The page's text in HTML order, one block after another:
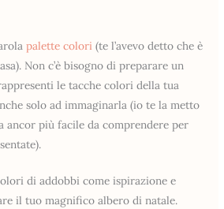
palette colori(te l’avevo detto che è
Non c’è bisogno di preparare un
le tacche colori della tua
solo ad immaginarla (io te la metto
ancor più facile da comprendere per
di addobbi come ispirazione e
il tuo magnifico albero di natale.